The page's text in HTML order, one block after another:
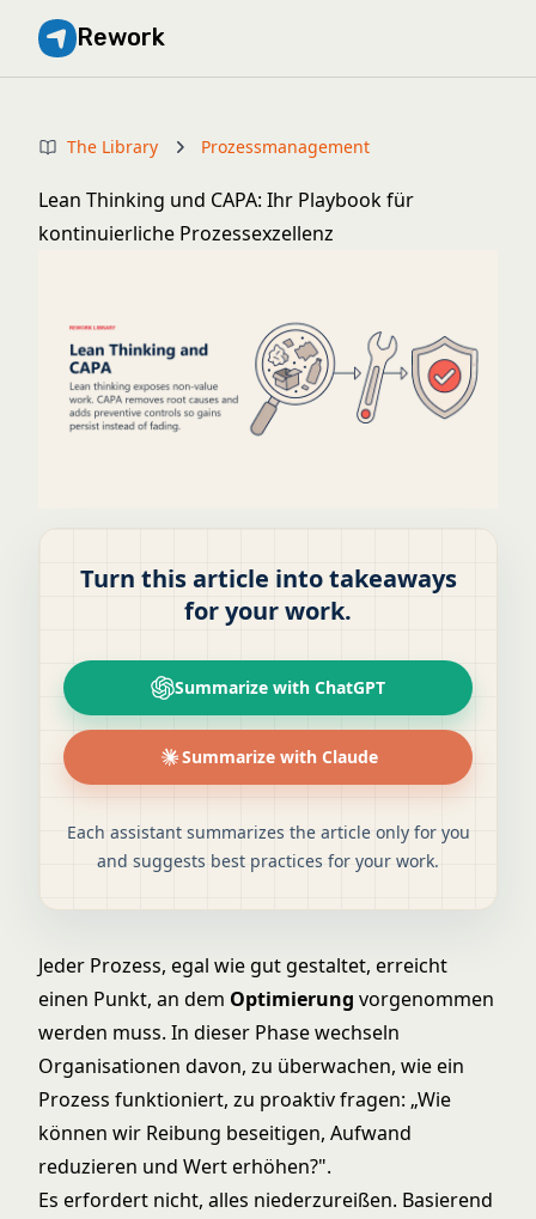
Rework
The Library Prozessmanagement
Lean Thinking und CAPA: Ihr Playbook für
kontinuierliche Prozessexzellenz
Turn this article into takeaways
for your work.
Summarize with ChatGPT
Summarize with Claude
Each assistant summarizes the article only for you
and suggests best practices for your work.
Jeder Prozess, egal wie gut gestaltet, erreicht
einen Punkt, an dem Optimierung vorgenommen
werden muss. In dieser Phase wechseln
Organisationen davon, zu überwachen, wie ein
Prozess funktioniert, zu proaktiv fragen: „Wie
können wir Reibung beseitigen, Aufwand
reduzieren und Wert erhöhen?".
Es erfordert nicht, alles niederzureißen. Basierend